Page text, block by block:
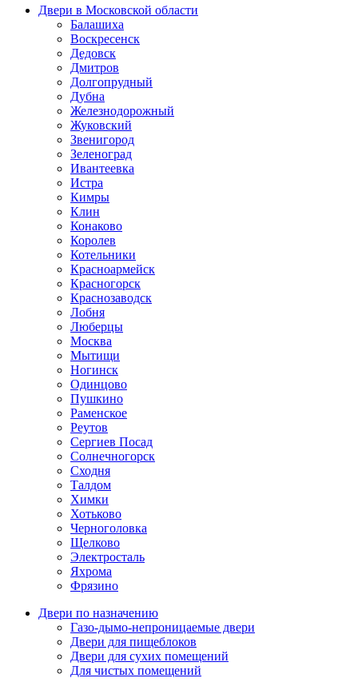
Двери в Московской области
Балашиха
Воскресенск
Дедовск
Дмитров
Долгопрудный
Дубна
Железнодорожный
Жуковский
Звенигород
Зеленоград
Ивантеевка
Истра
Кимры
Клин
Конаково
Королев
Котельники
Красноармейск
Красногорск
Краснозаводск
Лобня
Люберцы
Москва
Мытищи
Ногинск
Одинцово
Пушкино
Раменское
Реутов
Сергиев Посад
Солнечногорск
Сходня
Талдом
Химки
Хотьково
Черноголовка
Щелково
Электросталь
Яхрома
Фрязино
Двери по назначению
Газо-дымо-непроницаемые двери
Двери для пищеблоков
Двери для сухих помещений
Для чистых помещений